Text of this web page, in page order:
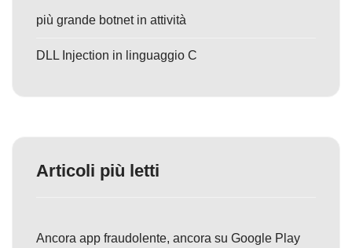
più grande botnet in attività
DLL Injection in linguaggio C
Articoli più letti
Ancora app fraudolente, ancora su Google Play